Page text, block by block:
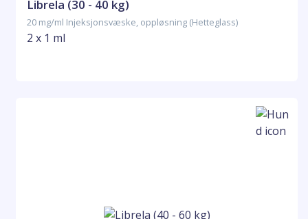
Librela (30 - 40 kg)
20 mg/ml Injeksjonsvæske, oppløsning (Hetteglass)
2 x 1 ml